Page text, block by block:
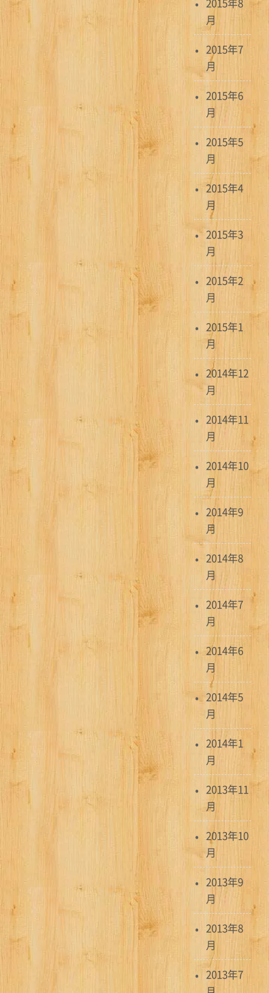
月
2015年7
月
2015年6
月
2015年5
月
2015年4
月
2015年3
月
2015年2
月
2015年1
月
2014年12
月
2014年11
月
2014年10
月
2014年9
月
2014年8
月
2014年7
月
2014年6
月
2014年5
月
2014年1
月
2013年11
月
2013年10
月
2013年9
月
2013年8
月
2013年7